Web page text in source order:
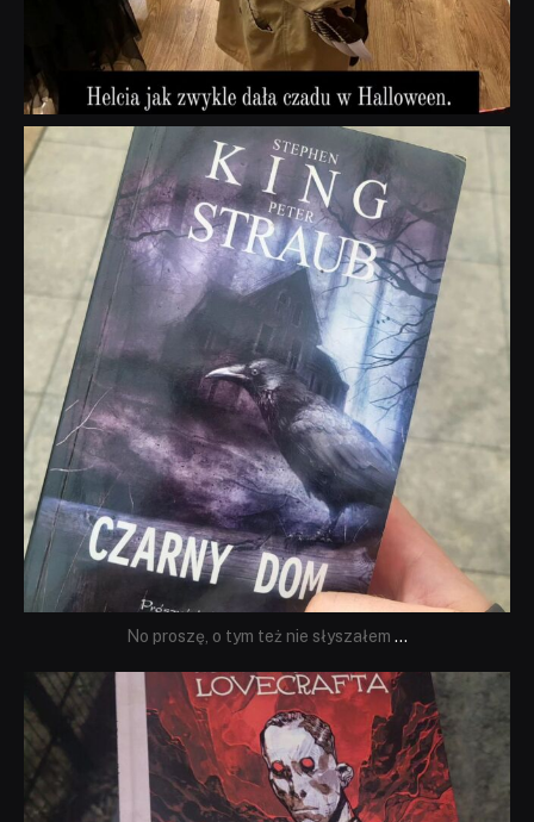
dobryhorror
Wrz 23
No proszę, o tym też nie słyszałem ...
dobryhorror
Wrz 19